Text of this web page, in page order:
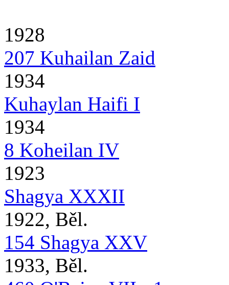
1928
207 Kuhailan Zaid
1934
Kuhaylan Haifi I
1934
8 Koheilan IV
1923
Shagya XXXII
1922, Běl.
154 Shagya XXV
1933, Běl.